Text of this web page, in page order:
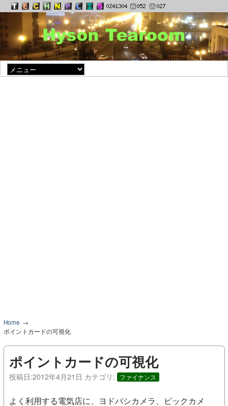
Home
ポイントカードの可視化
ポイントカードの可視化
投稿日:2012年4月21日 カテゴリ: ファイナンス
よく利用する電気店に、ヨドバシカメラ、ビックカメ